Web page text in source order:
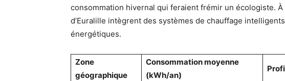
consommation hivernal qui feraient frémir un écologiste.
d’Euralille intègrent des systèmes de chauffage
énergétiques.
Zone
géographique
Consommation moyenne
(kWh/an)